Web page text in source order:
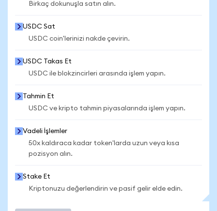
Birkaç dokunuşla satın alın.
USDC Sat
USDC coin'lerinizi nakde çevirin.
USDC Takas Et
USDC ile blokzincirleri arasında işlem yapın.
Tahmin Et
USDC ve kripto tahmin piyasalarında işlem yapın.
Vadeli İşlemler
50x kaldıraca kadar token'larda uzun veya kısa
pozisyon alın.
Stake Et
Kriptonuzu değerlendirin ve pasif gelir elde edin.